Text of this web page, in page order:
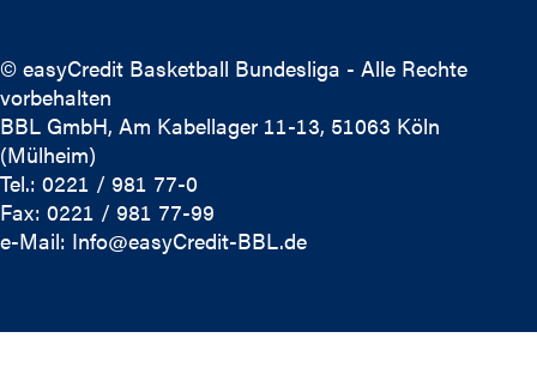
© easyCredit Basketball Bundesliga - Alle Rechte
vorbehalten
BBL GmbH, Am Kabellager 11-13, 51063 Köln
(Mülheim)
Tel.: 0221 / 981 77-0
Fax: 0221 / 981 77-99
e-Mail: Info@easyCredit-BBL.de